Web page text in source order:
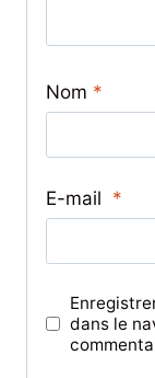
Nom *
E-mail *
dans le